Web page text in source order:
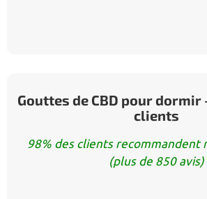
Gouttes de CBD pour dormir
clients
98% des clients recommandent
(plus de 850 avis)